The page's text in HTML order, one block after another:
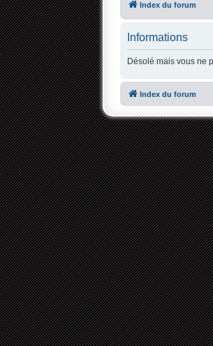
Index du forum
Informations
Désolé mais vous ne
Index du forum